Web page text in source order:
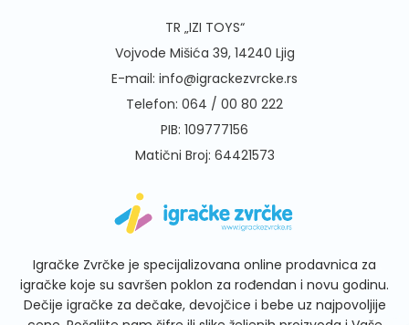
TR „IZI TOYS“
Vojvode Mišića 39, 14240 Ljig
E-mail: info@igrackezvrcke.rs
Telefon: 064 / 00 80 222
PIB: 109777156
Matični Broj: 64421573
Igračke Zvrčke je specijalizovana online prodavnica za
igračke koje su savršen poklon za rođendan i novu godinu.
Dečije igračke za dečake, devojčice i bebe uz najpovoljije